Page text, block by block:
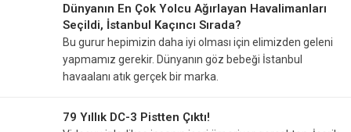
Dünyanın En Çok Yolcu Ağırlayan Havalimanları
Seçildi, İstanbul Kaçıncı Sırada?
Bu gurur hepimizin daha iyi olması için elimizden geleni
yapmamız gerekir. Dünyanın göz bebeği İstanbul
havaalanı atık gerçek bir marka.
79 Yıllık DC-3 Pistten Çıktı!